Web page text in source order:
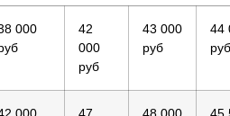
000
42
000
руб
43 000
руб
44
руб